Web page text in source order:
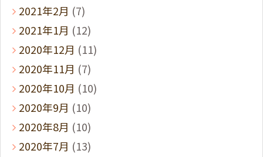
2021年2月 (7)
2021年1月 (12)
2020年12月 (11)
2020年11月 (7)
2020年10月 (10)
2020年9月 (10)
2020年8月 (10)
2020年7月 (13)